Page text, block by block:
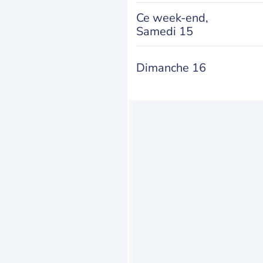
Ce week-end,
Samedi 15
Dimanche 16